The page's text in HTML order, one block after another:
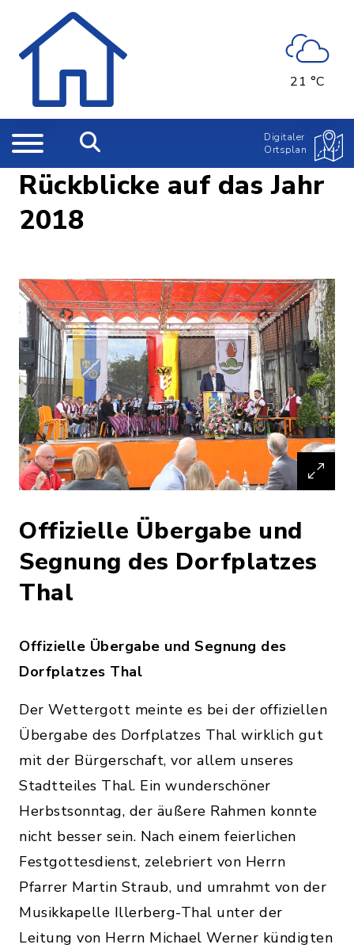
21 °C
Digitaler
Ortsplan
Rückblicke auf das Jahr
2018
Offizielle Übergabe und
Segnung des Dorfplatzes
Thal
Offizielle Übergabe und Segnung des
Dorfplatzes Thal
Der Wettergott meinte es bei der offiziellen
Übergabe des Dorfplatzes Thal wirklich gut
mit der Bürgerschaft, vor allem unseres
Stadtteiles Thal. Ein wunderschöner
Herbstsonntag, der äußere Rahmen konnte
nicht besser sein. Nach einem feierlichen
Festgottesdienst, zelebriert von Herrn
Pfarrer Martin Straub, und umrahmt von der
Musikkapelle Illerberg-Thal unter der
Leitung von Herrn Michael Werner kündigten